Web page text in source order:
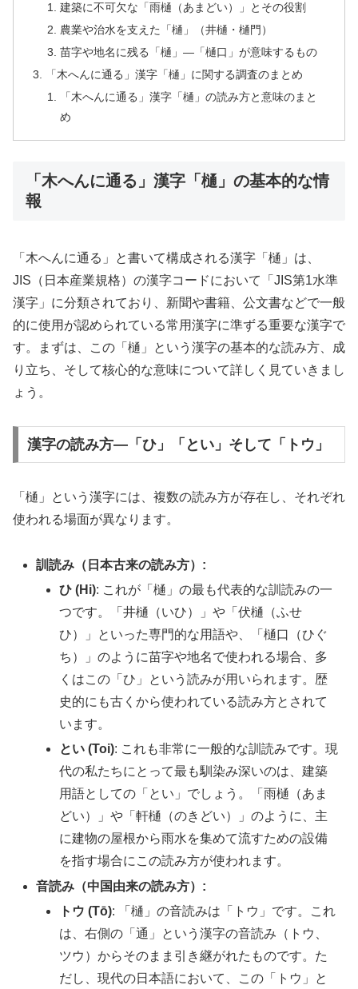
建築に不可欠な「雨樋（あまどい）」とその役割
農業や治水を支えた「樋」（井樋・樋門）
苗字や地名に残る「樋」—「樋口」が意味するもの
「木へんに通る」漢字「樋」に関する調査のまとめ
「木へんに通る」漢字「樋」の読み方と意味のまと
め
「木へんに通る」漢字「樋」の基本的な情
報
「木へんに通る」と書いて構成される漢字「樋」は、
JIS（日本産業規格）の漢字コードにおいて「JIS第1水準
漢字」に分類されており、新聞や書籍、公文書などで一般
的に使用が認められている常用漢字に準ずる重要な漢字で
す。まずは、この「樋」という漢字の基本的な読み方、成
り立ち、そして核心的な意味について詳しく見ていきまし
ょう。
漢字の読み方—「ひ」「とい」そして「トウ」
「樋」という漢字には、複数の読み方が存在し、それぞれ
使われる場面が異なります。
訓読み（日本古来の読み方）:
ひ (Hi): これが「樋」の最も代表的な訓読みの一
つです。「井樋（いひ）」や「伏樋（ふせ
ひ）」といった専門的な用語や、「樋口（ひぐ
ち）」のように苗字や地名で使われる場合、多
くはこの「ひ」という読みが用いられます。歴
史的にも古くから使われている読み方とされて
います。
とい (Toi): これも非常に一般的な訓読みです。現
代の私たちにとって最も馴染み深いのは、建築
用語としての「とい」でしょう。「雨樋（あま
どい）」や「軒樋（のきどい）」のように、主
に建物の屋根から雨水を集めて流すための設備
を指す場合にこの読み方が使われます。
音読み（中国由来の読み方）:
トウ (Tō): 「樋」の音読みは「トウ」です。これ
は、右側の「通」という漢字の音読み（トウ、
ツウ）からそのまま引き継がれたものです。た
だし、現代の日本語において、この「トウ」と